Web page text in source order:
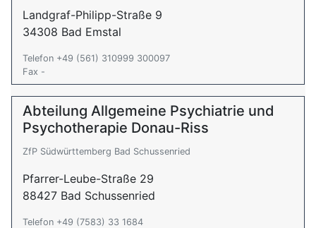
Landgraf-Philipp-Straße 9
34308 Bad Emstal
Telefon +49 (561) 310999 300097
Fax -
Abteilung Allgemeine Psychiatrie und
Psychotherapie Donau-Riss
ZfP Südwürttemberg Bad Schussenried
Pfarrer-Leube-Straße 29
88427 Bad Schussenried
Telefon +49 (7583) 33 1684